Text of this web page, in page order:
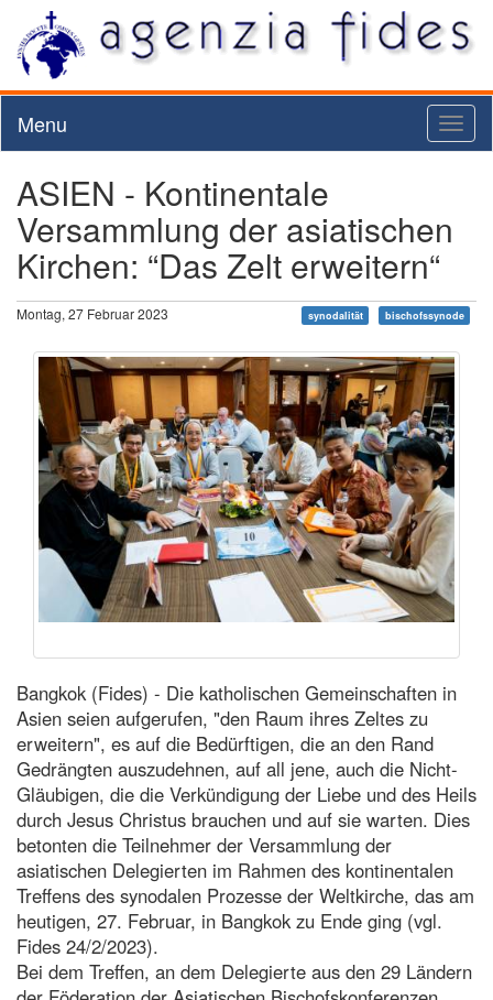
Menu
ASIEN - Kontinentale
Versammlung der asiatischen
Kirchen: “Das Zelt erweitern“
Montag, 27 Februar 2023 synodalität bischofssynode
Bangkok (Fides) - Die katholischen Gemeinschaften in
Asien seien aufgerufen, "den Raum ihres Zeltes zu
erweitern", es auf die Bedürftigen, die an den Rand
Gedrängten auszudehnen, auf all jene, auch die Nicht-
Gläubigen, die die Verkündigung der Liebe und des Heils
durch Jesus Christus brauchen und auf sie warten. Dies
betonten die Teilnehmer der Versammlung der
asiatischen Delegierten im Rahmen des kontinentalen
Treffens des synodalen Prozesse der Weltkirche, das am
heutigen, 27. Februar, in Bangkok zu Ende ging (vgl.
Fides 24/2/2023).
Bei dem Treffen, an dem Delegierte aus den 29 Ländern